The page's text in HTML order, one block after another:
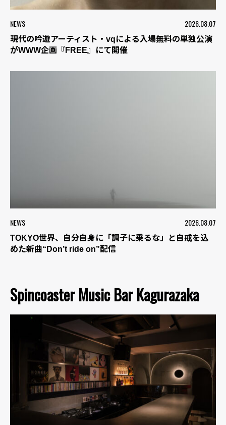
NEWS 2026.08.07
現代の吟遊アーティスト・vqによる入場無料の単独公演
がWWW企画『FREE』にて開催
NEWS 2026.08.07
TOKYO世界、自分自身に「調子に乗るな」と自戒を込
めた新曲“Don’t ride on”配信
Spincoaster Music Bar Kagurazaka